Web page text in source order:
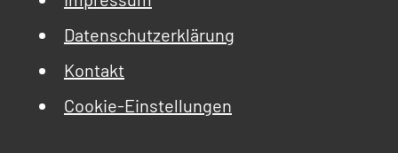
Datenschutzerklärung
Kontakt
Cookie-Einstellungen